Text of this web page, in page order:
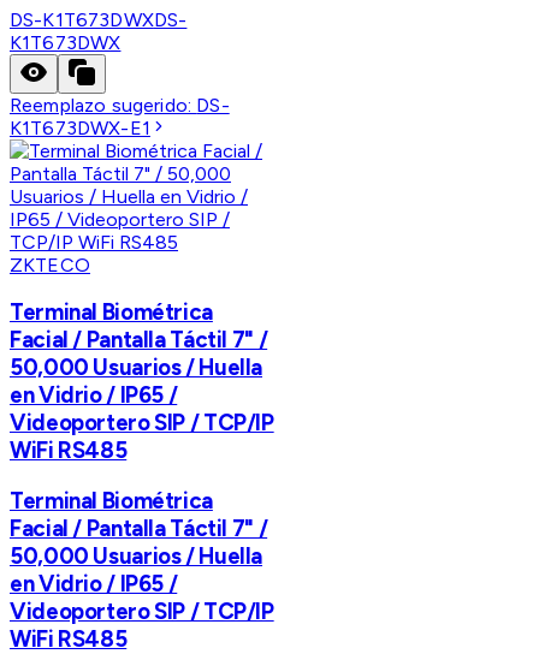
DS-K1T673DWXDS-
K1T673DWX
Reemplazo sugerido: DS-
K1T673DWX-E1
ZKTECO
Terminal Biométrica
Facial / Pantalla Táctil 7" /
50,000 Usuarios / Huella
en Vidrio / IP65 /
Videoportero SIP / TCP/IP
WiFi RS485
Terminal Biométrica
Facial / Pantalla Táctil 7" /
50,000 Usuarios / Huella
en Vidrio / IP65 /
Videoportero SIP / TCP/IP
WiFi RS485